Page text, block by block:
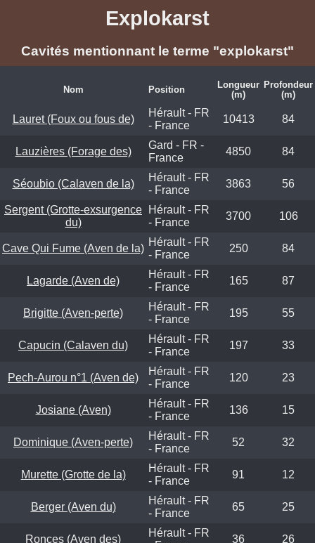
Explokarst
Cavités mentionnant le terme "explokarst"
Nom Position
Longueur
(m)
Profondeur
(m)
Lauret (Foux ou fous de)
Hérault - FR
- France
10413 84
Lauzières (Forage des)
Gard - FR -
France
4850 84
Séoubio (Calaven de la)
Hérault - FR
- France
3863 56
Sergent (Grotte-exsurgence
du)
Hérault - FR
- France
3700 106
Cave Qui Fume (Aven de la)
Hérault - FR
- France
250 84
Lagarde (Aven de)
Hérault - FR
- France
165 87
Brigitte (Aven-perte)
Hérault - FR
- France
195 55
Capucin (Calaven du)
Hérault - FR
- France
197 33
Pech-Aurou n°1 (Aven de)
Hérault - FR
- France
120 23
Josiane (Aven)
Hérault - FR
- France
136 15
Dominique (Aven-perte)
Hérault - FR
- France
52 32
Murette (Grotte de la)
Hérault - FR
- France
91 12
Berger (Aven du)
Hérault - FR
- France
65 25
Ronces (Aven des)
Hérault - FR
36 26